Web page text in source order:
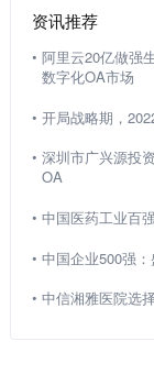
资讯推荐
• 阿里云20亿做强
数字化OA市场
• 开局战略期，
• 深圳市广兴源投
OA
• 中国医药工业百
• 中国企业500强
• 中信湘雅医院选